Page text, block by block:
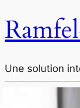
Une solution